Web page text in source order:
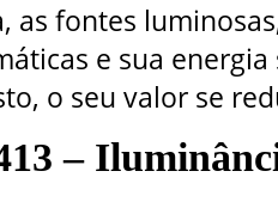
as fontes
e sua
o seu valor se
–